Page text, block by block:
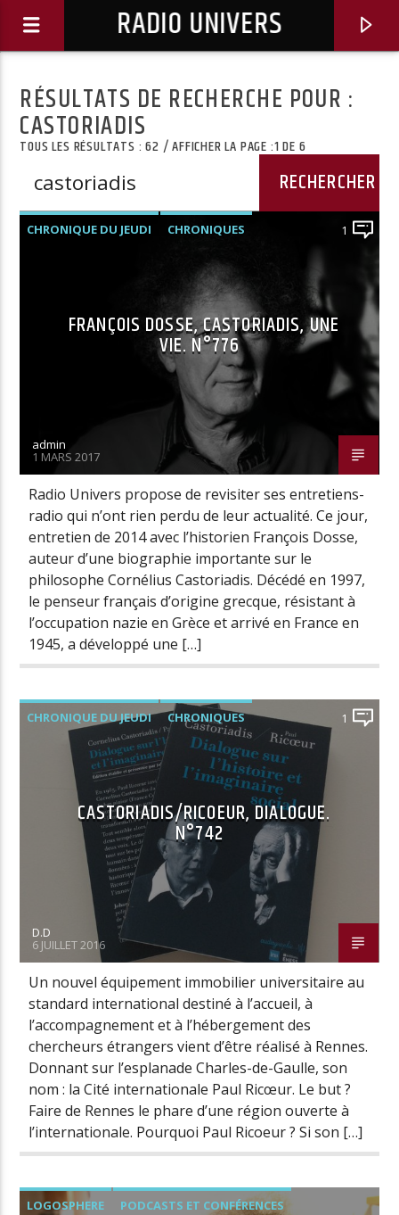
RADIO UNIVERS
Titre diffusé :
Radio Univers
RÉSULTATS DE RECHERCHE POUR :
CASTORIADIS
TOUS LES RÉSULTATS : 62 / AFFICHER LA PAGE :1 DE 6
CHRONIQUE DU JEUDI
CHRONIQUES
1
FRANÇOIS DOSSE, CASTORIADIS, UNE
VIE. N°776
admin
1 MARS 2017
Radio Univers propose de revisiter ses entretiens-
radio qui n’ont rien perdu de leur actualité. Ce jour,
entretien de 2014 avec l’historien François Dosse,
auteur d’une biographie importante sur le
philosophe Cornélius Castoriadis. Décédé en 1997,
le penseur français d’origine grecque, résistant à
l’occupation nazie en Grèce et arrivé en France en
1945, a développé une […]
CHRONIQUE DU JEUDI CHRONIQUES 1
CASTORIADIS/RICOEUR, DIALOGUE.
N°742
D.D
6 JUILLET 2016
Un nouvel équipement immobilier universitaire au
standard international destiné à l’accueil, à
l’accompagnement et à l’hébergement des
chercheurs étrangers vient d’être réalisé à Rennes.
Donnant sur l’esplanade Charles-de-Gaulle, son
nom : la Cité internationale Paul Ricœur. Le but ?
Faire de Rennes le phare d’une région ouverte à
l’internationale. Pourquoi Paul Ricoeur ? Si son […]
LOGOSPHERE PODCASTS ET CONFÉRENCES